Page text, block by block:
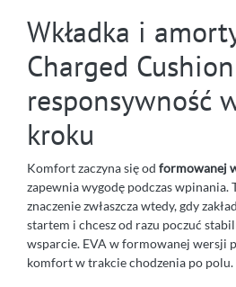
Wkładka i
Charged
responsywność
kroku
Komfort zaczyna się od formowanej
zapewnia wygodę podczas wpinania.
znaczenie zwłaszcza wtedy, gdy
startem i chcesz od razu poczuć
wsparcie. EVA w formowanej wersji
komfort w trakcie chodzenia po polu.